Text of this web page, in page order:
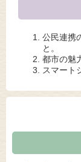
公民連携
と。
都市の魅
スマート